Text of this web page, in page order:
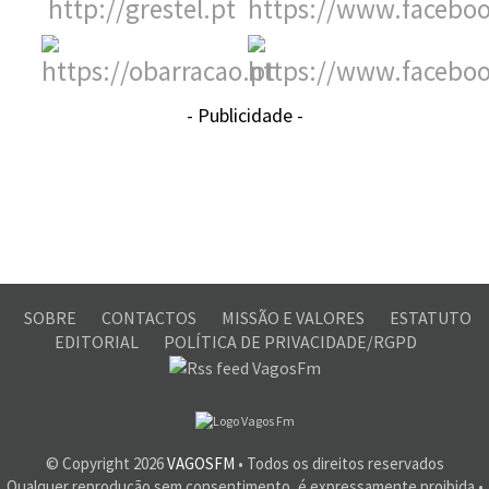
- Publicidade -
SOBRE CONTACTOS MISSÃO E VALORES
ESTATUTO
EDITORIAL
POLÍTICA DE PRIVACIDADE/RGPD
© Copyright 2026VAGOSFM • Todos os direitos reservados